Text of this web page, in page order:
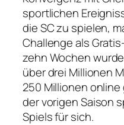
sportlichen
die SC zu spielen,
Challenge als
zehn Wochen
über drei Millionen
250 Millionen
der vorigen Saison
Spiels für sich.